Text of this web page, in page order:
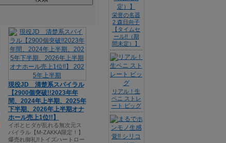
現役JD 清楚系スパイラル
【2900個突破!!2023年年
間、2024年上半期、2025年
下半期、2026年上半期オナ
ホール売上1位!!】
イボとヒダが乱れる無次元ス
パイラル【M-ZAKKA限定！】
爆売れ御礼!!トイズハートロー
栄誉の名器
2 森日向子
【タイムセ
ール!!（期
間未定）】
リアル！生
ペニ ストレ
ート ビッグ